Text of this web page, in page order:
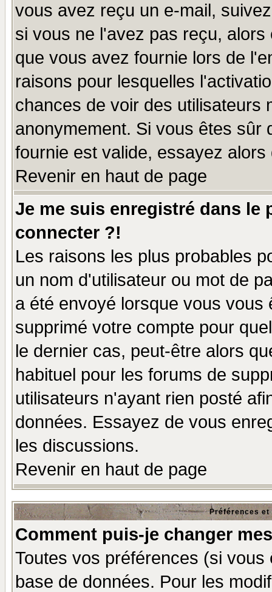
vous avez reçu un e-mail,
si vous ne l'avez pas reçu,
que vous avez fournie lors de
raisons pour lesquelles
chances de voir des utilisateurs
anonymement. Si vous êtes sûr
fournie est valide, essayez
Revenir en haut de page
Je me suis enregistré dans le
connecter ?!
Les raisons les plus probables
un nom d'utilisateur ou mot de
a été envoyé lorsque vous
supprimé votre compte pour
le dernier cas, peut-être alors
habituel pour les forums de
utilisateurs n'ayant rien posté
données. Essayez de vous
les discussions.
Revenir en haut de page
Préférences
Comment puis-je changer
Toutes vos préférences (si
base de données. Pour les